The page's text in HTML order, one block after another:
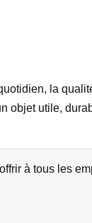
la
objet utile,
à tous les